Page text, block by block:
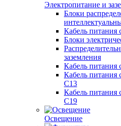
Электропитание и
Блоки
Кабель питания
Блоки
заземления
Кабель питания
Кабель питания
C13
Кабель питания
C19
Освещение